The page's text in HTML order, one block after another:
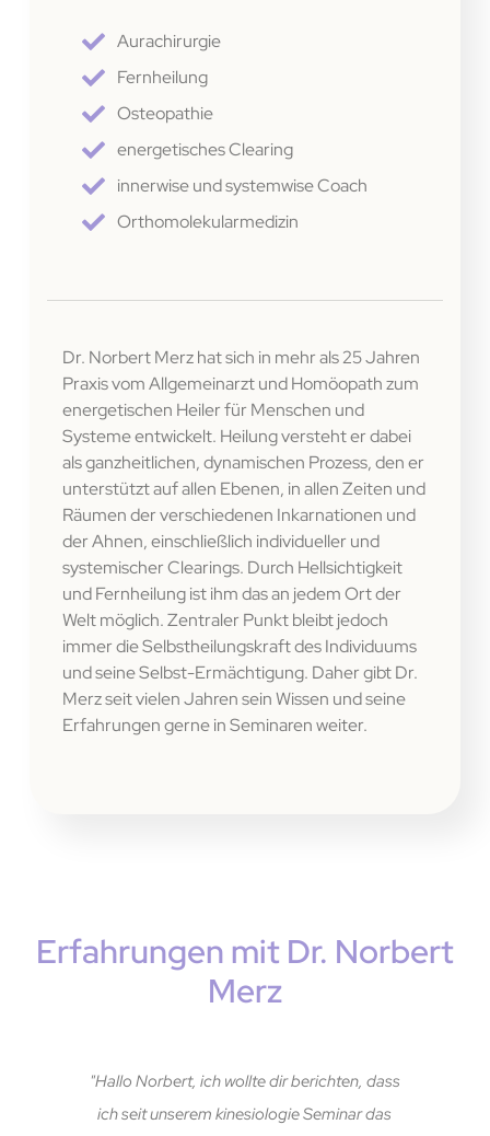
Aurachirurgie
Fernheilung
Osteopathie
energetisches Clearing
innerwise und systemwise Coach
Orthomolekularmedizin
Dr. Norbert Merz hat sich in mehr als 25 Jahren
Praxis vom Allgemeinarzt und Homöopath zum
energetischen Heiler für Menschen und
Systeme entwickelt. Heilung versteht er dabei
als ganzheitlichen, dynamischen Prozess, den er
unterstützt auf allen Ebenen, in allen Zeiten und
Räumen der verschiedenen Inkarnationen und
der Ahnen, einschließlich individueller und
systemischer Clearings. Durch Hellsichtigkeit
und Fernheilung ist ihm das an jedem Ort der
Welt möglich. Zentraler Punkt bleibt jedoch
immer die Selbstheilungskraft des Individuums
und seine Selbst-Ermächtigung. Daher gibt Dr.
Merz seit vielen Jahren sein Wissen und seine
Erfahrungen gerne in Seminaren weiter.
Erfahrungen mit Dr. Norbert
Merz
"Hallo Norbert, ich wollte dir berichten, dass
ich seit unserem kinesiologie Seminar das